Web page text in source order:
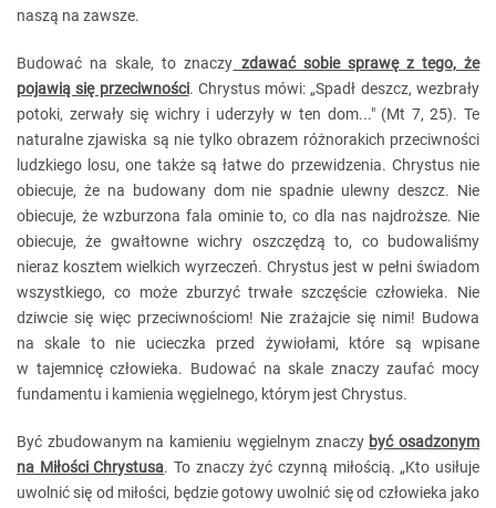
naszą na zawsze.
Budować na skale, to znaczy zdawać sobie sprawę z tego, że
pojawią się przeciwności. Chrystus mówi: „Spadł deszcz, wezbrały
potoki, zerwały się wichry i uderzyły w ten dom..." (Mt 7, 25). Te
naturalne zjawiska są nie tylko obrazem różnorakich przeciwności
ludzkiego losu, one także są łatwe do przewidzenia. Chrystus nie
obiecuje, że na budowany dom nie spadnie ulewny deszcz. Nie
obiecuje, że wzburzona fala ominie to, co dla nas najdroższe. Nie
obiecuje, że gwałtowne wichry oszczędzą to, co budowaliśmy
nieraz kosztem wielkich wyrzeczeń. Chrystus jest w pełni świadom
wszystkiego, co może zburzyć trwałe szczęście człowieka. Nie
dziwcie się więc przeciwnościom! Nie zrażajcie się nimi! Budowa
na skale to nie ucieczka przed żywiołami, które są wpisane
w tajemnicę człowieka. Budować na skale znaczy zaufać mocy
fundamentu i kamienia węgielnego, którym jest Chrystus.
Być zbudowanym na kamieniu węgielnym znaczy być osadzonym
na Miłości Chrystusa. To znaczy żyć czynną miłością. „Kto usiłuje
uwolnić się od miłości, będzie gotowy uwolnić się od człowieka jako